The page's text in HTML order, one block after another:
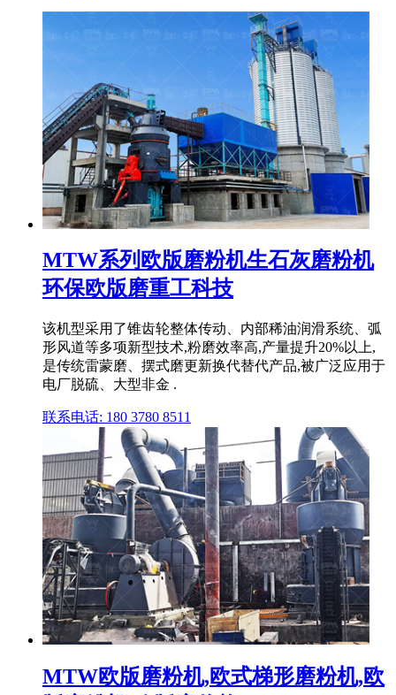
MTW系列欧版磨粉机生石灰磨粉机
环保欧版磨重工科技
该机型采用了锥齿轮整体传动、内部稀油润滑系统、弧
形风道等多项新型技术,粉磨效率高,产量提升20%以上,
是传统雷蒙磨、摆式磨更新换代替代产品,被广泛应用于
电厂脱硫、大型非金 .
联系电话: 180 3780 8511
MTW欧版磨粉机,欧式梯形磨粉机,欧